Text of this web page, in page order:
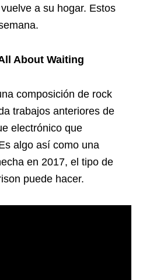
a su hogar. Estos
About Waiting
composición de rock
trabajos anteriores de
electrónico que
algo así como una
en 2017, el tipo de
puede hacer.